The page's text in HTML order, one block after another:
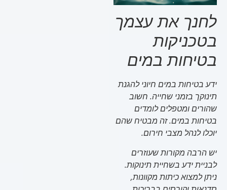
לחנך את עצמך
בטכניקות
בטיחות במים
ידע בטיחות במים חיוני להגנת
תינוקך בזמני שחייה. חשוב
שהורים ומטפלים לומדים
בטיחות במים. זה מבטיח שהם
יוכלו לנהל מצבי חירום.
יש הרבה מקורות שעוזרים
לבניית ידע בשחיית תינוקות.
ניתן למצוא כיתות מקוונות,